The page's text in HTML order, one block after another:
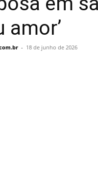
amor’
- 18 de junho de 2026